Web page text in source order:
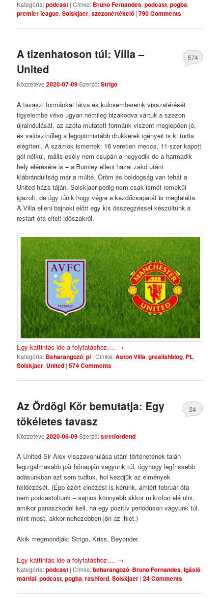
Kategória:podcast |Címke: Bruno Fernandes,podcast,pogba,
premier league,Solskjaer,szezonértékelő |790 Comments
A tizenhatoson túl: Villa –
United
Közzétéve2020-07-09Szerző:Strigo
574
A tavaszi formánkat látva és kulcsembereink visszatérését
figyelembe véve ugyan némileg bizakodva vártuk a szezon
újraindulását, az azóta mutatott formánk viszont meglepően jó,
és valószínűleg a legoptimistább drukkerek igényeit is ki tudta
elégíteni. A számok ismertek: 16 veretlen meccs, 11-szer kapott
gól nélkül, reális esély nem csupán a negyedik de a harmadik
hely elérésére is – a Burnley elleni hazai zakó utáni
kiábrándultság már a múlté. Öröm és boldogság van tehát a
United háza táján, Solskjaer pedig nem csak ismét remekül
igazolt, de úgy tűnik hogy végre a kezdőcsapatát is megtalálta.
A Villa elleni bajnoki előtt egy kis összegzéssel készültünk a
restart óta eltelt időszakról.
Egy kattintás ide a folytatáshoz…. →
Kategória: Beharangozó,pl |Címke:Aston Villa,grealishblog, PL,
Solskjaer, United |574 Comments
Az Ördögi Kör bemutatja: Egy
tökéletes tavasz
Közzétéve2020-06-09Szerző:stretfordend
24
A United Sir Alex visszavonulása utáni történetének talán
legizgalmasabb pár hónapján vagyunk túl, úgyhogy legfrissebb
adásunkban azt sem tudtuk, hol kezdjük az élmények
felidézését. (Épp ezért elnézést is kérünk, amiért február óta
nem podcastoltunk – sajnos könnyebb akkor mikrofon elé ülni,
amikor panaszkodni kell, ha egy pozitív perióduson vagyunk túl,
mint most, akkor nehezebben jön az ihlet.)
Akik megmondják: Strigo, Kriss, Beyonder.
Egy kattintás ide a folytatáshoz…. →
Kategória:podcast |Címke:beharangozó, Bruno Fernandes,Igásló,
martial,podcast,pogba,rashford,Solskjaer |24 Comments